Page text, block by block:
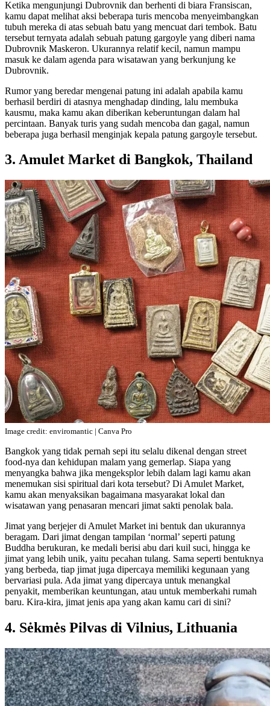
Ketika mengunjungi Dubrovnik dan berhenti di biara Fransiscan,
kamu dapat melihat aksi beberapa turis mencoba menyeimbangkan
tubuh mereka di atas sebuah batu yang mencuat dari tembok. Batu
tersebut ternyata adalah sebuah patung gargoyle yang diberi nama
Dubrovnik Maskeron. Ukurannya relatif kecil, namun mampu
masuk ke dalam agenda para wisatawan yang berkunjung ke
Dubrovnik.
Rumor yang beredar mengenai patung ini adalah apabila kamu
berhasil berdiri di atasnya menghadap dinding, lalu membuka
kausmu, maka kamu akan diberikan keberuntungan dalam hal
percintaan. Banyak turis yang sudah mencoba dan gagal, namun
beberapa juga berhasil menginjak kepala patung gargoyle tersebut.
3. Amulet Market di Bangkok, Thailand
Image credit: enviromantic | Canva Pro
Bangkok yang tidak pernah sepi itu selalu dikenal dengan street
food-nya dan kehidupan malam yang gemerlap. Siapa yang
menyangka bahwa jika mengeksplor lebih dalam lagi kamu akan
menemukan sisi spiritual dari kota tersebut? Di Amulet Market,
kamu akan menyaksikan bagaimana masyarakat lokal dan
wisatawan yang penasaran mencari jimat sakti penolak bala.
Jimat yang berjejer di Amulet Market ini bentuk dan ukurannya
beragam. Dari jimat dengan tampilan ‘normal’ seperti patung
Buddha berukuran, ke medali berisi abu dari kuil suci, hingga ke
jimat yang lebih unik, yaitu pecahan tulang. Sama seperti bentuknya
yang berbeda, tiap jimat juga dipercaya memiliki kegunaan yang
bervariasi pula. Ada jimat yang dipercaya untuk menangkal
penyakit, memberikan keuntungan, atau untuk memberkahi rumah
baru. Kira-kira, jimat jenis apa yang akan kamu cari di sini?
4. Sėkmės Pilvas di Vilnius, Lithuania